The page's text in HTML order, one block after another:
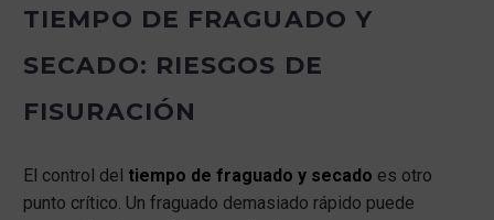
TIEMPO DE FRAGUADO Y
SECADO: RIESGOS DE
FISURACIÓN
El control del tiempo de fraguado y secado es otro
punto crítico. Un fraguado demasiado rápido puede